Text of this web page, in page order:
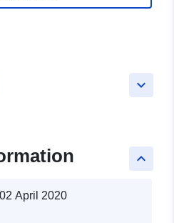
keyboard_arrow_down
keyboard_arrow_up
02 April 2020